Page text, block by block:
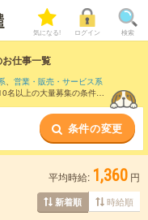
気になる! ログイン 検索
お仕事一覧
、 営業・販売・サービス系
名以上の大量募集の条件の
条件の変更
平均時給: 1,360 円
新着順 時給順